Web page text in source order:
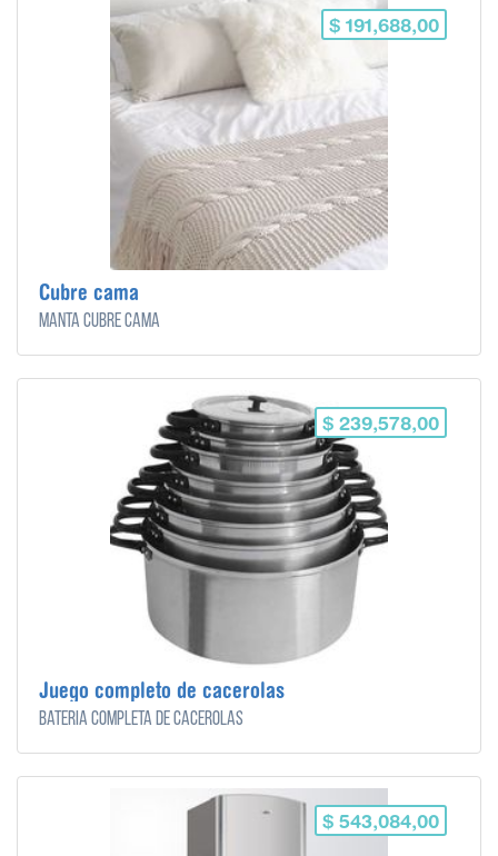
$ 191,688,00
Cubre cama
Manta cubre cama
$ 239,578,00
Juego completo de cacerolas
Bateria completa de cacerolas
$ 543,084,00